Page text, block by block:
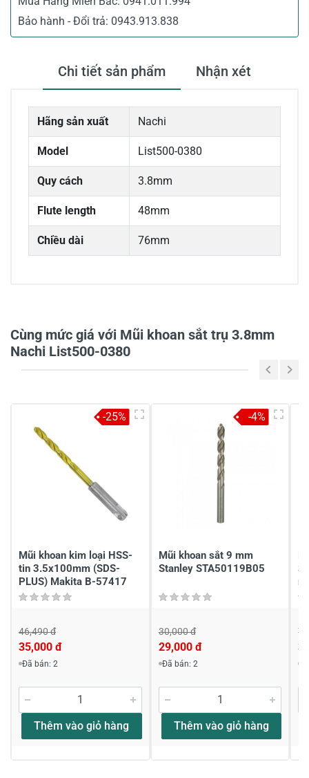
Bảo hành - Đổi trả: 0943.913.838
Chi tiết sản phẩm Nhận xét
Hãng sản xuất Nachi
Model List500-0380
Quy cách 3.8mm
Flute length 48mm
Chiều dài 76mm
-
-
1
-
Chia sẻ nhận xét về sản phẩm
Viết nhận xét về sản phẩm
Đánh giá sao
Cùng mức giá với Mũi khoan sắt trụ 3.8mm
Nachi List500-0380
Mũi khoan kim loại HSS-
tin 3.5x100mm (SDS-
PLUS) Makita B-57417
46,490 đ
35,000 đ
Đã bán: 2
Thêm vào giỏ hàng
-25%
Mũi khoan sắt 9 mm
Stanley STA50119B05
30,000 đ
29,000 đ
Đã bán: 2
Thêm vào giỏ hàng
-4%